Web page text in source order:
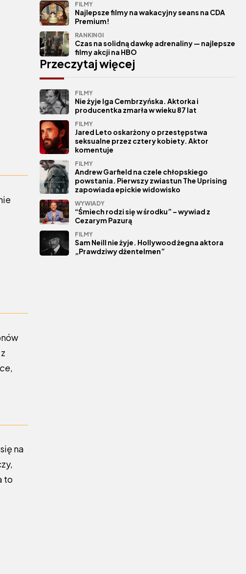
,
na
to
FILMY
Najlepsze filmy na wakacyjny seans na CDA
Premium!
RANKINGI
Czas na solidną dawkę adrenaliny — najlepsze
filmy akcji na HBO
Przeczytaj więcej
FILMY
Nie żyje Iga Cembrzyńska. Aktorka i
producentka zmarła w wieku 87 lat
FILMY
Jared Leto oskarżony o przestępstwa
seksualne przez cztery kobiety. Aktor
komentuje
FILMY
Andrew Garfield na czele chłopskiego
powstania. Pierwszy zwiastun The Uprising
zapowiada epickie widowisko
WYWIADY
“Śmiech rodzi się w środku” – wywiad z
Cezarym Pazurą
FILMY
Sam Neill nie żyje. Hollywood żegna aktora
„Prawdziwy dżentelmen”